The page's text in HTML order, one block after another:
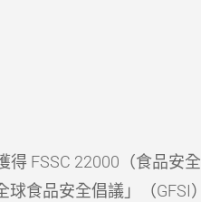
得 FSSC 22000（食品安
球食品安全倡議」（